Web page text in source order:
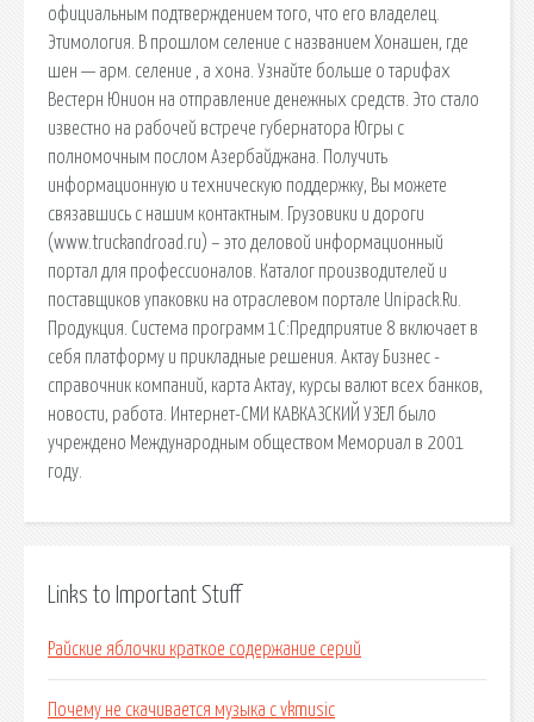
официальным подтверждением того, что его владелец.
Этимология. В прошлом селение с названием Хонашен, где
шен — арм. селение , а хона. Узнайте больше о тарифах
Вестерн Юнион на отправление денежных средств. Это стало
известно на рабочей встрече губернатора Югры с
полномочным послом Азербайджана. Получить
информационную и техническую поддержку, Вы можете
связавшись с нашим контактным. Грузовики и дороги
(www.truckandroad.ru) – это деловой информационный
портал для профессионалов. Каталог производителей и
поставщиков упаковки на отраслевом портале Unipack.Ru.
Продукция. Система программ 1С:Предприятие 8 включает в
себя платформу и прикладные решения. Актау Бизнес -
справочник компаний, карта Актау, курсы валют всех банков,
новости, работа. Интернет-СМИ КАВКАЗСКИЙ УЗЕЛ было
учреждено Международным обществом Мемориал в 2001
году.
Links to Important Stuff
Райские яблочки краткое содержание серий
Почему не скачивается музыка с vkmusic